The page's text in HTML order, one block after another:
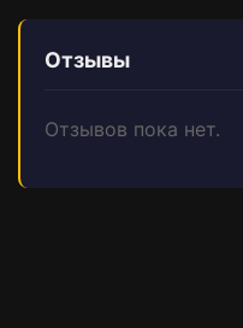
Отзывы
Отзывов пока нет.